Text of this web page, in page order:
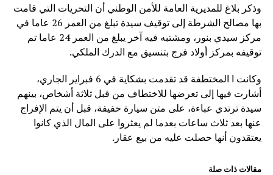
وذكر بلاغ للمديرية العامة للأمن الوطني أن التحريات التي قامت
بها مصالح الشرطة إلى توقيف سيدة تبلغ من العمر 26 عاما في
مركز سيدي بنور، ومشتبه فيه آخر يبلغ من العمر 24 عاما تم
توقيفه بمركز أولاد فرج بتنسيق مع الدرك الملكي.
وكانت ا المختطفة قد تقدمت بشكاية في 6 فبراير الجاري،
أشارت فيها إلى تعرضها للاختطاف من قبل ثلاثة أشخاص، بينهم
سيدة ترتدي عباءة، على متن سيارة خفيفة، قبل أن يتم الإفراج
عنها بعد ثلاث ساعات بعدما لم يعثروا على المال الذي كانوا
يعتقدون أنها حصلت عليه من بيع عقار.
مقالات ذات صلة